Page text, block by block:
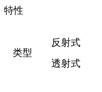
特性
类型
反射式
透射式